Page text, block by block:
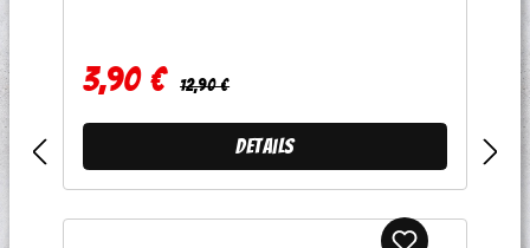
Verkaufspreis:
3,90 € Regulärer Preis:
12,90 €
Details